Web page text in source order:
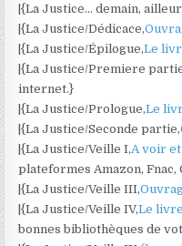
|{La Justice… demain,
|{La Justice/Dédicace,
|{La Justice/Épilogue,Le
|{La Justice/Premiere
internet.}
|{La Justice/Prologue,Le
|{La Justice/Seconde partie,
|{La Justice/Veille I,A voir
plateformes Amazon, Fnac,
|{La Justice/Veille III,
|{La Justice/Veille IV,Le livre
bonnes bibliothèques de